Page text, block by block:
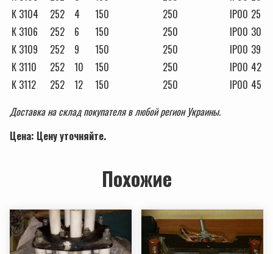
К 3104
252 4 150 250 IP00 25
К 3106
252 6 150 250 IP00 30
К 3109
252 9 150 250 IP00 39
К 3110
252 10 150 250 IP00 42
К 3112
252 12 150 250 IP00 45
Доставка на склад покупателя в любой регион Украины.
Цена: Ценy уточняйте.
Похожие